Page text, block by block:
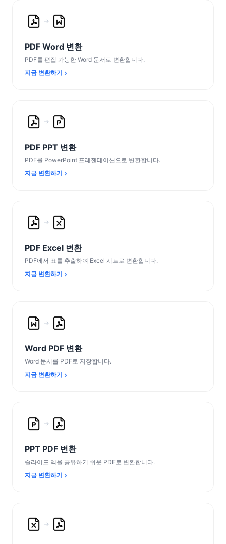
PDF Word 변환
PDF를 편집 가능한 Word 문서로 변환합니다.
지금 변환하기
PDF PPT 변환
PDF를 PowerPoint 프레젠테이션으로 변환합니다.
지금 변환하기
PDF Excel 변환
PDF에서 표를 추출하여 Excel 시트로 변환합니다.
지금 변환하기
Word PDF 변환
Word 문서를 PDF로 저장합니다.
지금 변환하기
PPT PDF 변환
슬라이드 덱을 공유하기 쉬운 PDF로 변환합니다.
지금 변환하기